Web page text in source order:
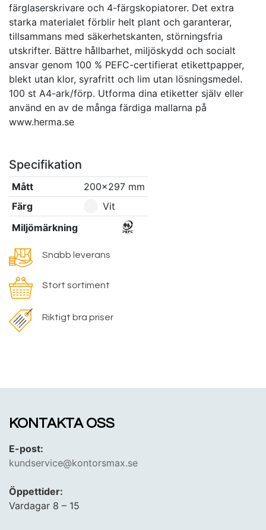
färglaserskrivare och 4-färgskopiatorer. Det extra
starka materialet förblir helt plant och garanterar,
tillsammans med säkerhetskanten, störningsfria
utskrifter. Bättre hållbarhet, miljöskydd och socialt
ansvar genom 100 % PEFC-certifierat etikettpapper,
blekt utan klor, syrafritt och lim utan lösningsmedel.
100 st A4-ark/förp. Utforma dina etiketter själv eller
använd en av de många färdiga mallarna på
www.herma.se
Specifikation
Mått
200x297 mm
Färg
Vit
Miljömärkning
Snabb leverans
Stort sortiment
Riktigt bra priser
KONTAKTA OSS
E-post:
kundservice@kontorsmax.se
Öppettider:
Vardagar 8 – 15